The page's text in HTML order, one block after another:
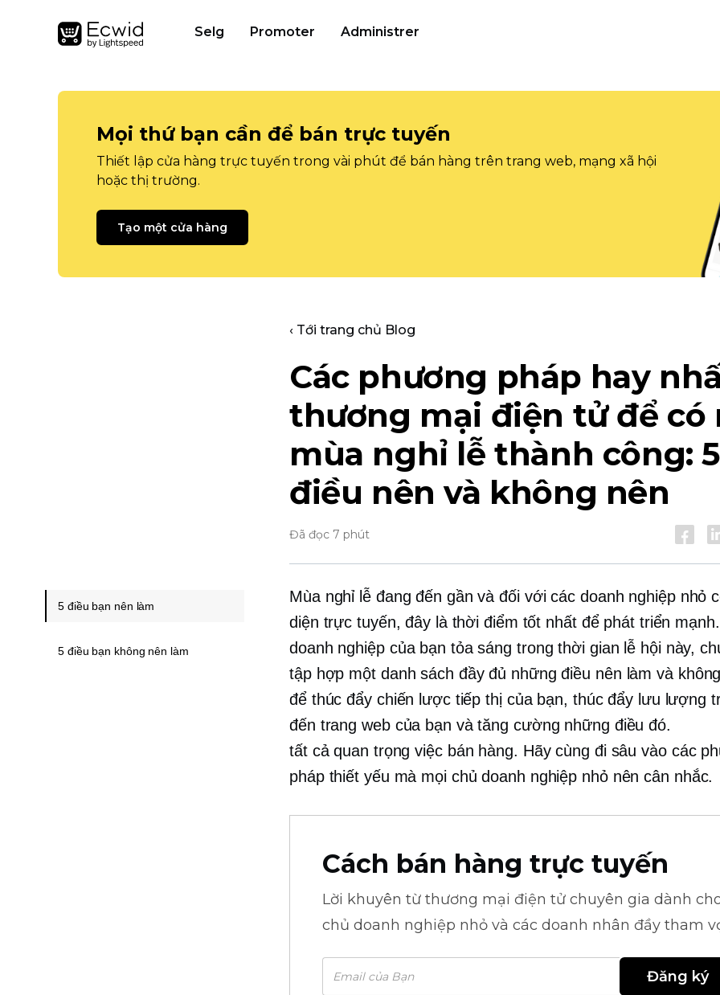
Selg Promoter Administrer
Mọi thứ bạn cần để bán trực tuyến
Thiết lập cửa hàng trực tuyến trong vài phút để bán hàng trên trang web, mạng xã hội
hoặc thị trường.
Tạo một cửa hàng
‹ Tới trang chủ Blog
Các phương pháp hay
thương mại điện tử để có
mùa nghỉ lễ thành công: 5
điều nên và không nên
Đã đọc 7 phút
Mùa nghỉ lễ đang đến gần và đối với các doanh nghiệp nhỏ
diện trực tuyến, đây là thời điểm tốt nhất để phát triển
doanh nghiệp của bạn tỏa sáng trong thời gian lễ hội này,
tập hợp một danh sách đầy đủ những điều nên làm và
để thúc đẩy chiến lược tiếp thị của bạn, thúc đẩy lưu lượng
đến trang web của bạn và tăng cường những điều đó.
tất cả quan trọng việc bán hàng. Hãy cùng đi sâu vào các
pháp thiết yếu mà mọi chủ doanh nghiệp nhỏ nên cân nhắc.
Cách bán hàng trực tuyến
Lời khuyên từ thương mại điện tử chuyên gia dành
chủ doanh nghiệp nhỏ và các doanh nhân đầy tham
Đăng ký
5 điều bạn nên làm
5 điều bạn không nên làm